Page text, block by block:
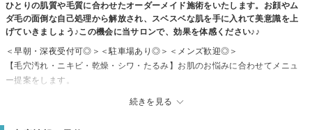
ひとりの肌質や毛質に合わせたオーダーメイド施術をいたします。お顔やム
ダ毛の面倒な自己処理から解放され、スベスベな肌を手に入れて美意識を上
げていきましょう♪この機会に当サロンで、効果を体感ください♪♪
続きを見る
＜早朝・深夜受付可◎＞＜駐車場あり◎＞＜メンズ歓迎◎＞
【毛穴汚れ・ニキビ・乾燥・シワ・たるみ】お肌のお悩みに合わせてメニュ
ー提案をします。